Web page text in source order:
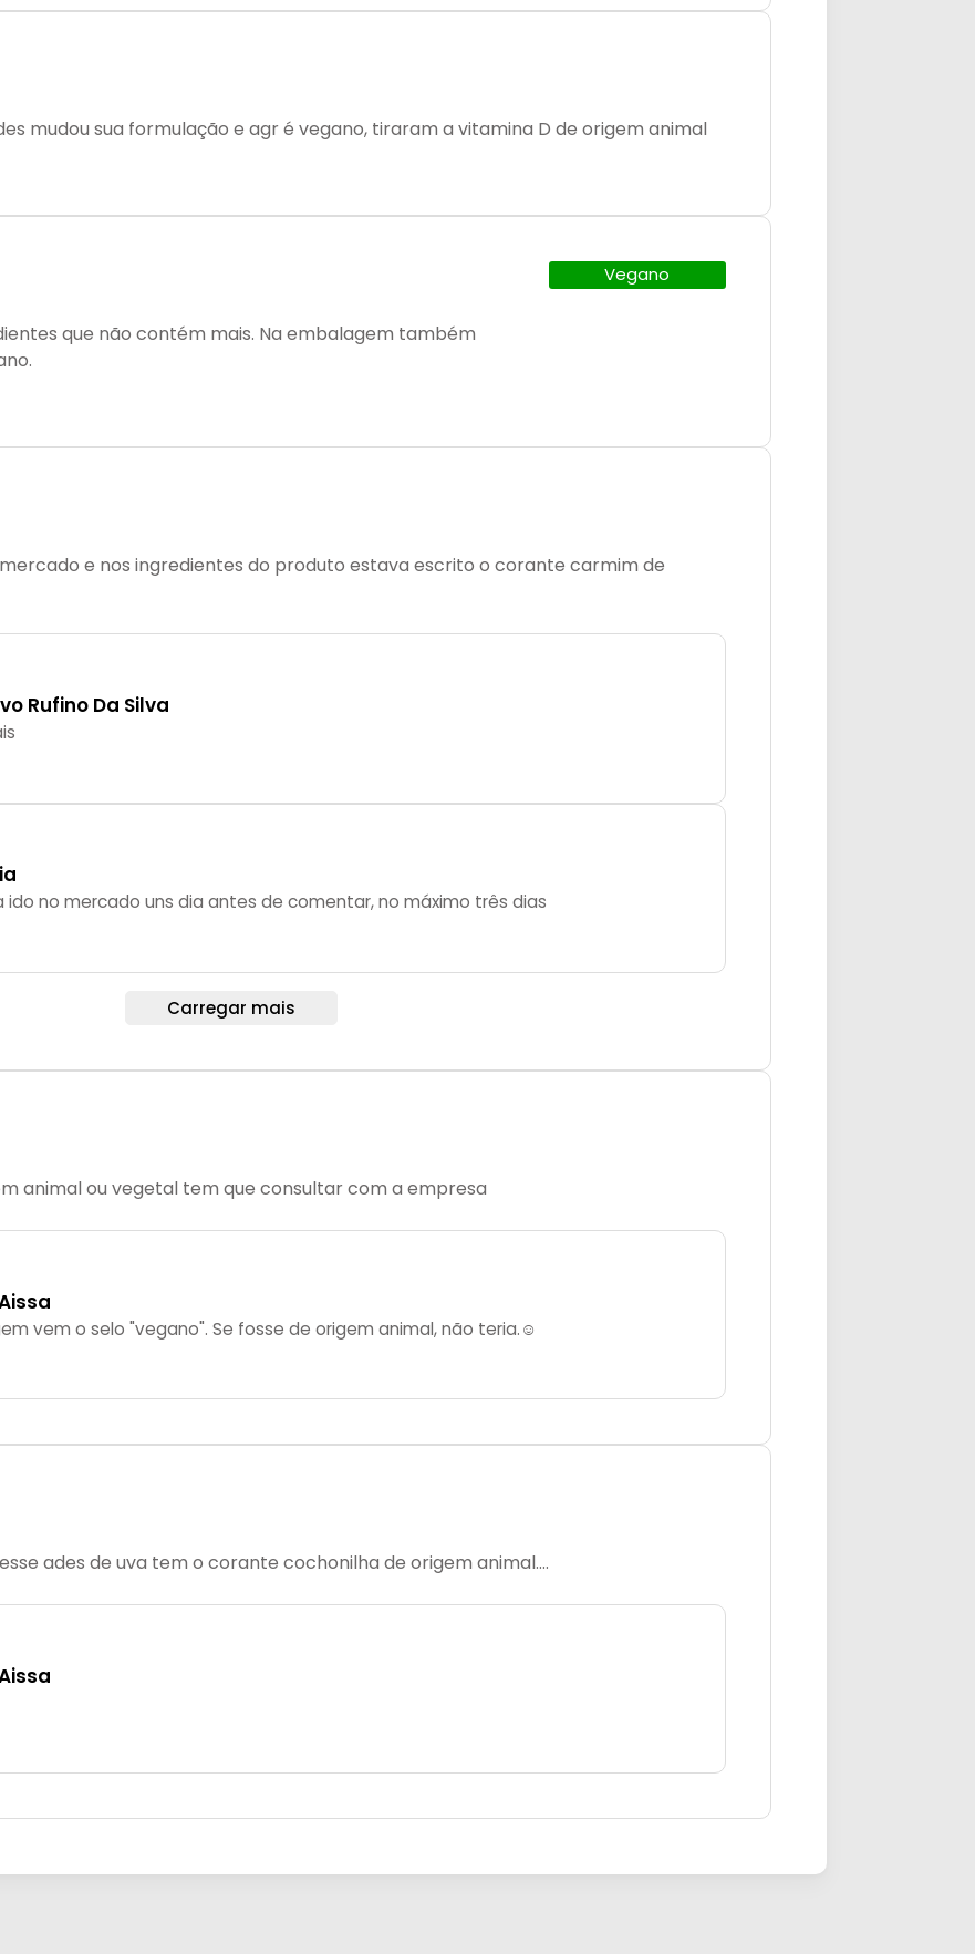
mudou sua formulação e agr é vegano, tiraram a vitamina D de origem animal
que não contém mais. Na embalagem também
Vegano
e nos ingredientes do produto estava escrito o corante carmim de
Rufino Da Silva
ido no mercado uns dia antes de comentar, no máximo três dias
Carregar mais
animal ou vegetal tem que consultar com a empresa
vem o selo "vegano". Se fosse de origem animal, não teria.☺️
ades de uva tem o corante cochonilha de origem animal....